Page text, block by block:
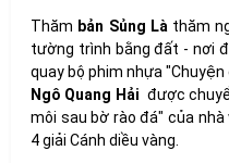
Thăm bản Sủng Là thăm
tường trình bằng đất - nơi
quay bộ phim nhựa
Ngô Quang Hải được
môi sau bờ rào đá" của
4 giải Cánh diều vàng.